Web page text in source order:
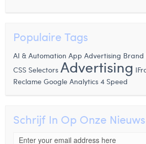
Populaire Tags
AI & Automation App Advertising Brand
CSS Selectors Advertising
Reclame Google Analytics 4 Speed
Schrijf In Op Onze